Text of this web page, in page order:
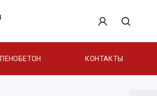
ПЕНОБЕТОН КОНТАКТЫ